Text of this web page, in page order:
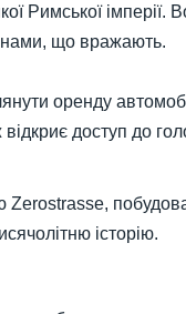
Римської імперії.
що вражають.
оренду
доступ до
Zerostrasse,
історію.